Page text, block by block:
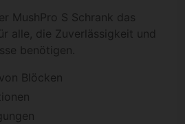
MushPro S Schrank das
alle, die Zuverlässigkeit und
benötigen.
Blöcken